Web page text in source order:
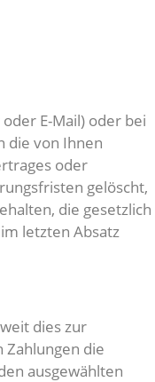
E-Mail) oder bei
die von Ihnen
oder
gelöscht,
die gesetzlich
letzten Absatz
dies zur
Zahlungen die
ausgewählten